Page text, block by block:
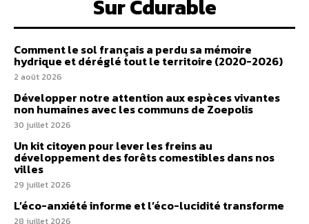
Sur Cdurable
Comment le sol français a perdu sa mémoire
hydrique et déréglé tout le territoire (2020-2026)
2 août 2026
Développer notre attention aux espèces vivantes
non humaines avec les communs de Zoepolis
30 juillet 2026
Un kit citoyen pour lever les freins au
développement des forêts comestibles dans nos
villes
29 juillet 2026
L’éco-anxiété informe et l’éco-lucidité transforme
28 juillet 2026